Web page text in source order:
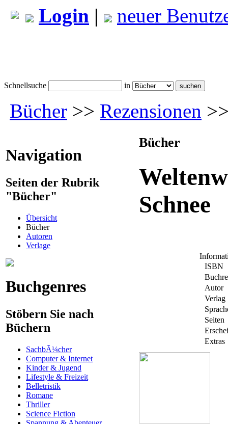
Login | neuer
Schnellsuche in
Bücher >> Rezensionen
Navigation
Seiten der Rubrik
"Bücher"
Übersicht
Bücher
Autoren
Verlage
Buchgenres
Stöbern Sie nach
Büchern
SachbÃ¼cher
Computer & Internet
Kinder & Jugend
Lifestyle & Freizeit
Belletristik
Romane
Thriller
Science Fiction
Bücher
Schnee
ISBN
Autor
Verlag
Seiten
Extras